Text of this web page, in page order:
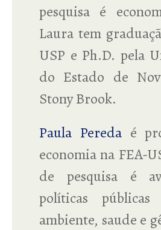
pesquisa é
Laura tem
USP e Ph.D. pela
do Estado de
Stony Brook.
Paula Peredaé
economia na FEA-
de pesquisa é
políticas
ambiente, saude e